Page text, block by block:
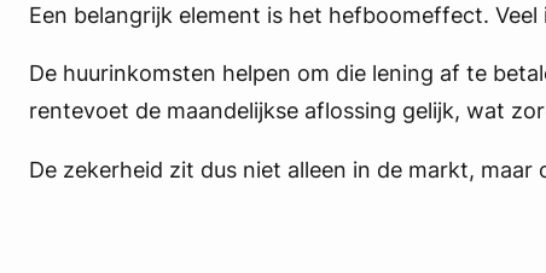
Een belangrijk element is het hefboomeffect.
De huurinkomsten helpen om die lening af te
rentevoet de maandelijkse aflossing gelijk, wat
De zekerheid zit dus niet alleen in de markt,